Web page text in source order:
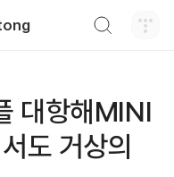
대항해MINI
도 거상의